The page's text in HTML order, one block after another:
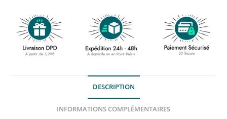
DESCRIPTION
INFORMATIONS COMPLÉMENTAIRES